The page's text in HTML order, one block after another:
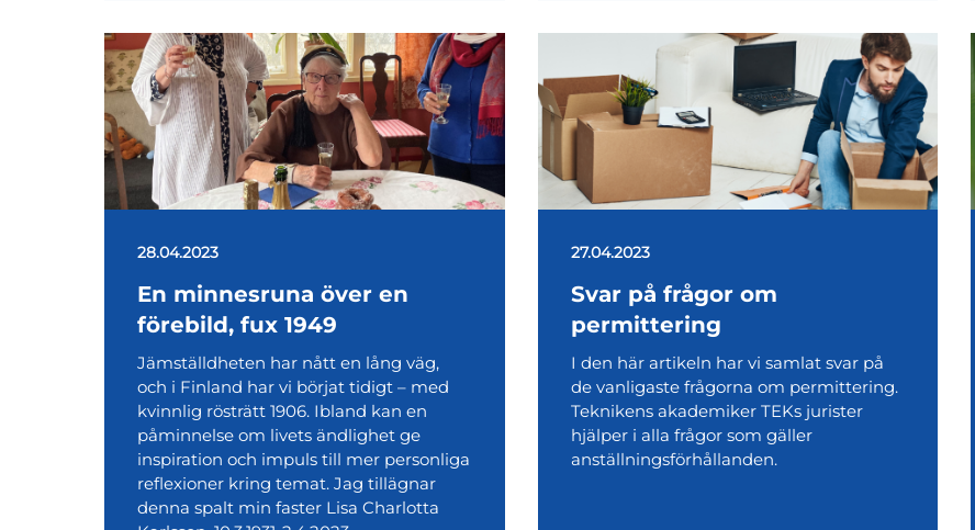
28.04.2023
En minnesruna över en
förebild, fux 1949
Jämställdheten har nått en lång väg,
och i Finland har vi börjat tidigt – med
kvinnlig rösträtt 1906. Ibland kan en
påminnelse om livets ändlighet ge
inspiration och impuls till mer personliga
reflexioner kring temat. Jag tillägnar
denna spalt min faster Lisa Charlotta
27.04.2023
Svar på frågor om
permittering
I den här artikeln har vi samlat svar på
de vanligaste frågorna om permittering.
Teknikens akademiker TEKs jurister
hjälper i alla frågor som gäller
anställningsförhållanden.